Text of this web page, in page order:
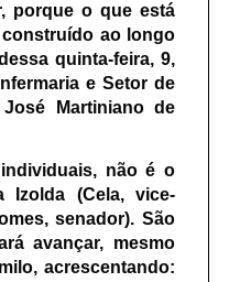
porque o que está
ao longo
quinta-feira, 9,
e Setor de
Martiniano de
não é o
(Cela, vice-
senador). São
avançar, mesmo
acrescentando: